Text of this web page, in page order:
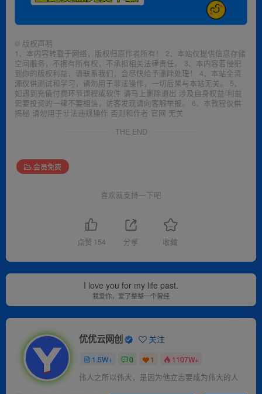
© 版权声明
1、本内容转载于网络，版权归原作者所有！ 2、本站仅提供信息存储
空间服务，不拥有所有权，不承担相关法律责任。 3、本内容若侵犯
到你的版权利益，请联系我们，会尽快给予删除处理！ 4、本站全资
源仅供测试和学习，请勿用于非法操作，一切后果与本站无关。 5、
如遇到充值付费环节课程或软件 请马上删除退出 涉及自身权益/利益
需要投资的一律不要相信，访客发现请向客服举报。 6、本教程仅供
揭秘 请勿用于非法违规操作 否则和作者 官网 无关
THE END
会员免费
喜欢就支持一下吧
点赞 154 分享 收藏
I love you for my life past.
我爱你，爱了整整一个曾经
优优云网创 关注
1.5W+ 0 1 1107W+
伟人之所以伟大，是因为他立志要成为伟大的人